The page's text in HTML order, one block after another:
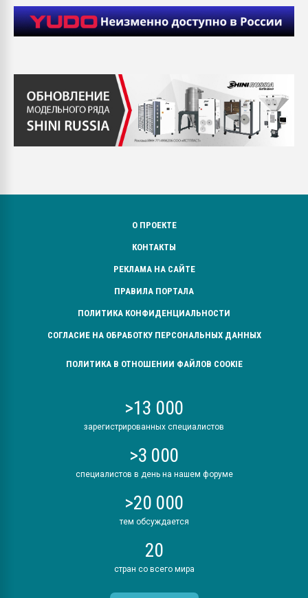
О ПРОЕКТЕ
КОНТАКТЫ
РЕКЛАМА НА САЙТЕ
ПРАВИЛА ПОРТАЛА
ПОЛИТИКА КОНФИДЕНЦИАЛЬНОСТИ
СОГЛАСИЕ НА ОБРАБОТКУ ПЕРСОНАЛЬНЫХ ДАННЫХ
ПОЛИТИКА В ОТНОШЕНИИ ФАЙЛОВ COOKIE
>13 000
зарегистрированных специалистов
>3 000
специалистов в день на нашем форуме
>20 000
тем обсуждается
20
стран со всего мира